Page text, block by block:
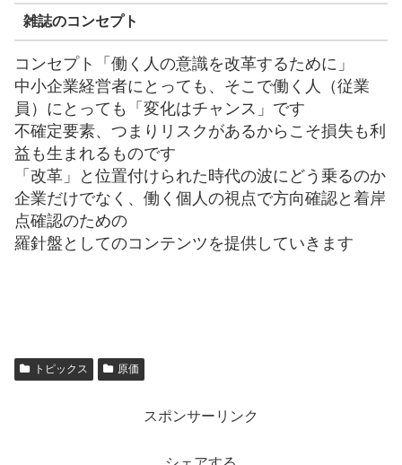
雑誌のコンセプト
コンセプト「働く人の意識を改革するために」
中小企業経営者にとっても、そこで働く人（従業
員）にとっても「変化はチャンス」です
不確定要素、つまりリスクがあるからこそ損失も利
益も生まれるものです
「改革」と位置付けられた時代の波にどう乗るのか
企業だけでなく、働く個人の視点で方向確認と着岸
点確認のための
羅針盤としてのコンテンツを提供していきます
トピックス 原価
スポンサーリンク